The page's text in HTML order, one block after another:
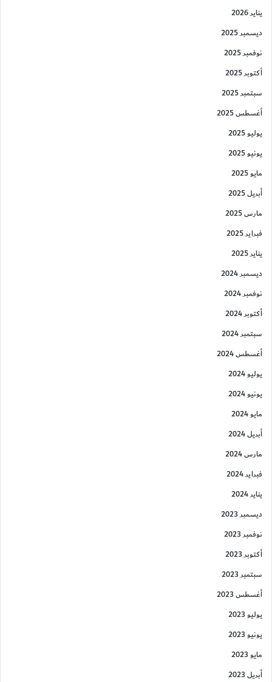
يناير 2026
ديسمبر 2025
نوفمبر 2025
أكتوبر 2025
سبتمبر 2025
أغسطس 2025
يوليو 2025
يونيو 2025
مايو 2025
أبريل 2025
مارس 2025
فبراير 2025
يناير 2025
ديسمبر 2024
نوفمبر 2024
أكتوبر 2024
سبتمبر 2024
أغسطس 2024
يوليو 2024
يونيو 2024
مايو 2024
أبريل 2024
مارس 2024
فبراير 2024
يناير 2024
ديسمبر 2023
نوفمبر 2023
أكتوبر 2023
سبتمبر 2023
أغسطس 2023
يوليو 2023
يونيو 2023
مايو 2023
أبريل 2023